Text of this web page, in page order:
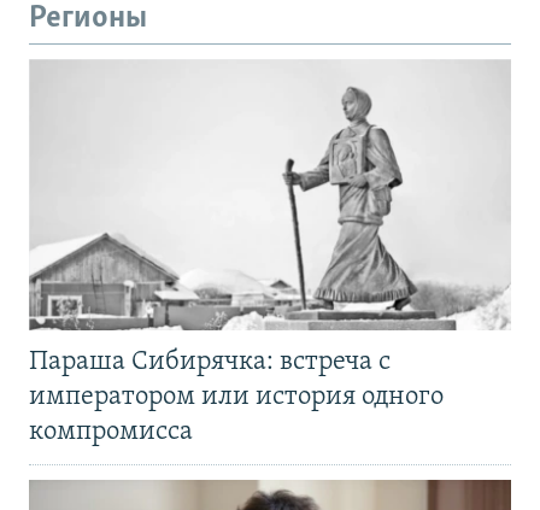
Регионы
Параша Сибирячка: встреча с
императором или история одного
компромисса